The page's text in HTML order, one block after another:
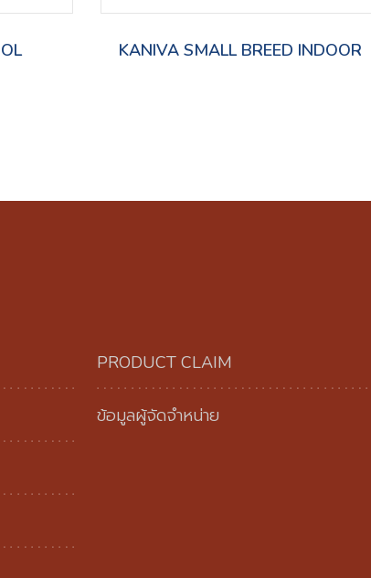
KANIVA SMALL BREED INDOOR
PRODUCT CLAIM
ข้อมูลผู้จัดจำหน่าย